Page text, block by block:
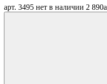
арт. 3495 нет в наличии 2 890a